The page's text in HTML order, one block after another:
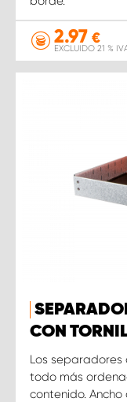
2.97 €
EXCLUIDO 21 %
CON
Los
todo más
contenido. Ancho